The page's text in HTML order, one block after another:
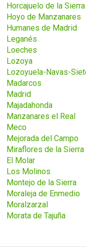
Horcajuelo de la Sierra
Hoyo de Manzanares
Humanes de Madrid
Leganés
Loeches
Lozoya
Lozoyuela-Navas-
Madarcos
Madrid
Majadahonda
Manzanares el Real
Meco
Mejorada del Campo
Miraflores de la Sierra
El Molar
Los Molinos
Montejo de la Sierra
Moraleja de Enmedio
Moralzarzal
Morata de Tajuña